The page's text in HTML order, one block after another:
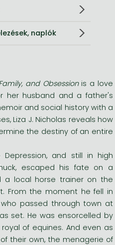
naplók
and Obsessionis a love
her husband and a father's
and social history with a
Liza J. Nicholas reveals how
the destiny of an entire
and still in high
escaped his fate on a
a local horse trainer on the
From the moment he fell in
passed through town at
set. He was ensorcelled by
of equines. And even as
their own, the menagerie of